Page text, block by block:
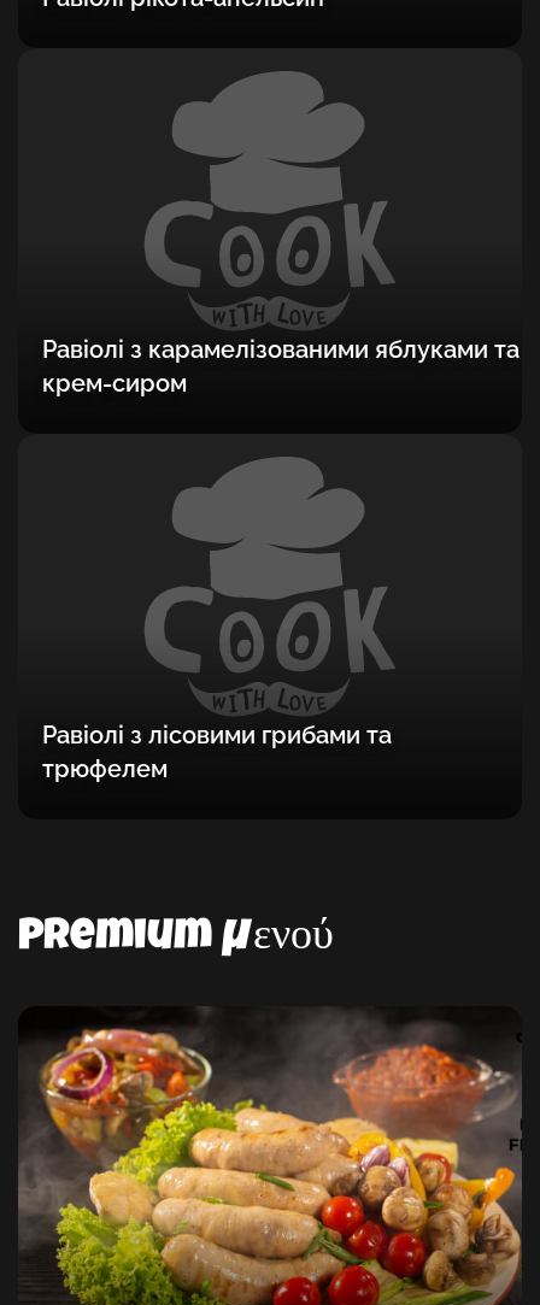
Равіолі з карамелізованими яблуками та
крем-сиром
Равіолі з лісовими грибами та
трюфелем
Premium μενού